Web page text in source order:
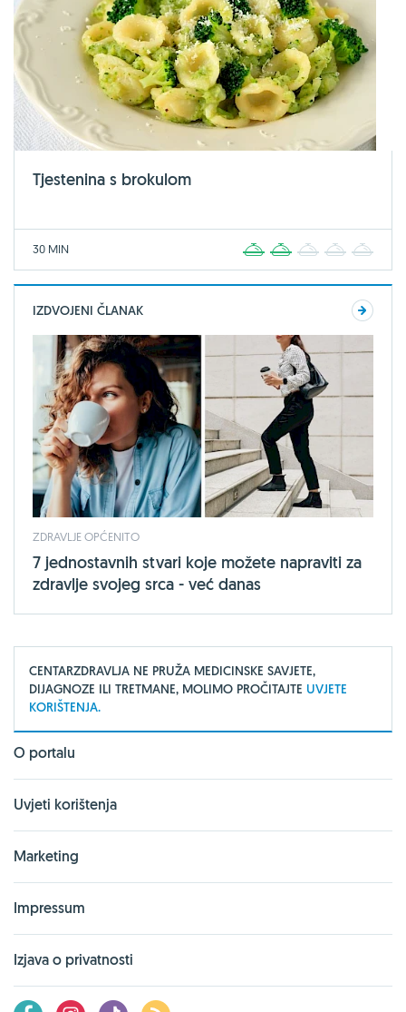
Tjestenina s brokulom
30 MIN 2 3 4
IZDVOJENI ČLANAK
ZDRAVLJE OPĆENITO
7 jednostavnih stvari koje možete napraviti za
zdravlje svojeg srca - već danas
CENTARZDRAVLJA NE PRUŽA MEDICINSKE SAVJETE,
DIJAGNOZE ILI TRETMANE, MOLIMO PROČITAJTE UVJETE
KORIŠTENJA.
O portalu
Uvjeti korištenja
Marketing
Impressum
Izjava o privatnosti